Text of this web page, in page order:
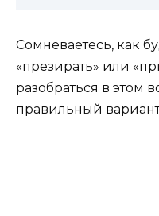
Сомневаетесь, как
«презирать» или
разобраться в этом
правильный